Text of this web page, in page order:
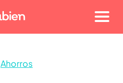
Ahorros